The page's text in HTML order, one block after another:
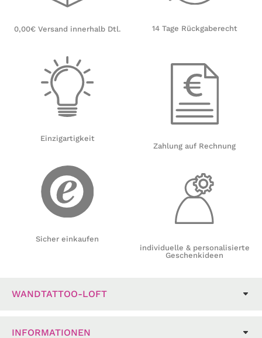
0,00€ Versand innerhalb Dtl.
Einzigartigkeit
Sicher einkaufen
14 Tage Rückgaberecht
Zahlung auf Rechnung
individuelle & personalisierte
Geschenkideen
WANDTATTOO-LOFT
INFORMATIONEN